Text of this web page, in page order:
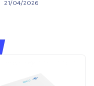
21/04/2026